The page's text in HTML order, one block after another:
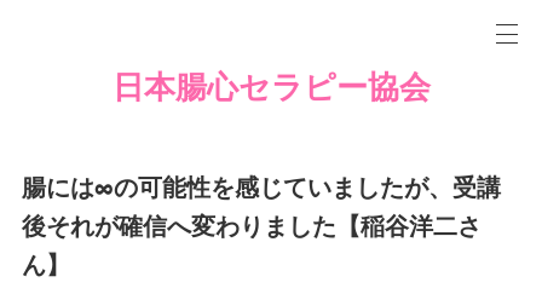
日本腸心セラピー協会
腸には∞の可能性を感じていましたが、受講
後それが確信へ変わりました【稲谷洋二さ
ん】